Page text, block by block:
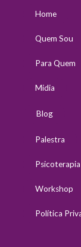
Home
Quem Sou
Para Quem
Midia
Blog
Palestra
Psicoterapia
Workshop
Política